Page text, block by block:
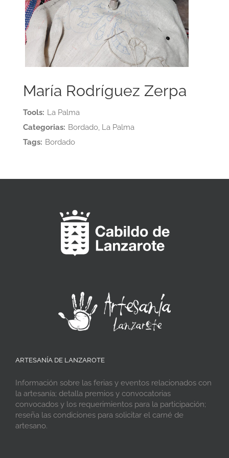
María Rodríguez Zerpa
Tools: La Palma
Categorias: Bordado, La Palma
Tags: Bordado
ARTESANÍA DE LANZAROTE
Información sobre las ferias y eventos relacionados con
la artesanía; detalla premios y convocatorias
convocados y los requerimientos para la participación;
reseña las condiciones para solicitar el carné de
artesano.